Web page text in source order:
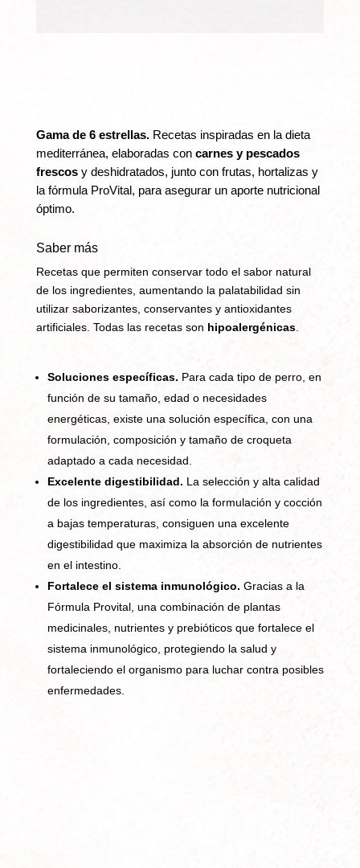
Gama de 6 estrellas.Recetas inspiradas en la dieta
mediterránea, elaboradas con carnes y pescados
frescosy deshidratados, junto con frutas, hortalizas y
la fórmula ProVital, para asegurar un aporte nutricional
óptimo.
Saber más
Recetas que permiten conservar todo el sabor natural
de los ingredientes, aumentando la palatabilidad sin
utilizar saborizantes, conservantes y antioxidantes
artificiales. Todas las recetas son hipoalergénicas.
Soluciones específicas. Para cada tipo de perro, en
función de su tamaño, edad o necesidades
energéticas, existe una solución específica, con una
formulación, composición y tamaño de croqueta
adaptado a cada necesidad.
Excelente digestibilidad. La selección y alta calidad
de los ingredientes, así como la formulación y cocción
a bajas temperaturas, consiguen una excelente
digestibilidad que maximiza la absorción de nutrientes
en el intestino.
Fortalece el sistema inmunológico. Gracias a la
Fórmula Provital, una combinación de plantas
medicinales, nutrientes y prebióticos que fortalece el
sistema inmunológico, protegiendo la salud y
fortaleciendo el organismo para luchar contra posibles
enfermedades.